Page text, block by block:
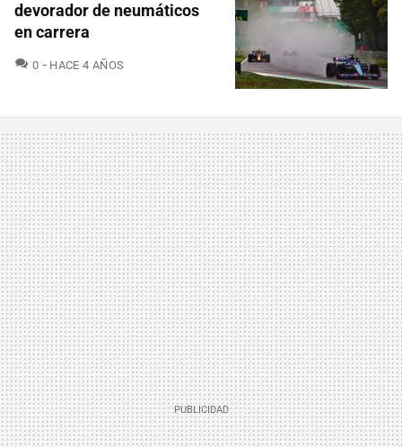
devorador de neumáticos
en carrera
0 COMENTARIOS
HACE 4 AÑOS